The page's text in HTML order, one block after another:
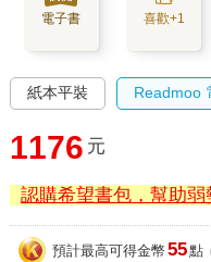
電子書 喜歡+1
紙本平裝 Readmoo
1176 元
認購希望書包，幫助弱
預計最高可得金幣 55點